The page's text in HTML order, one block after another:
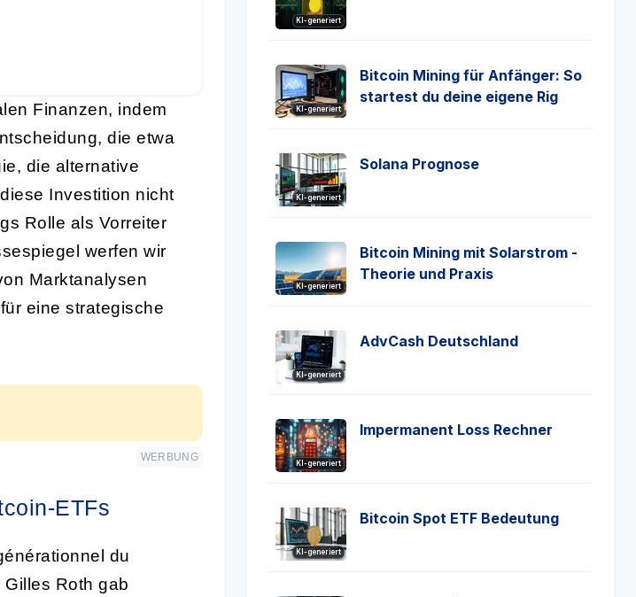
Finanzen, indem
die etwa
die alternative
Investition nicht
Rolle als Vorreiter
werfen wir
Marktanalysen
eine strategische
WERBUNG
ETFs
du
Roth gab
KI-generiert
KI-generiert
Bitcoin Mining für Anfänger: So
startest du deine eigene Rig
KI-generiert
Solana Prognose
KI-generiert
Bitcoin Mining mit Solarstrom -
Theorie und Praxis
KI-generiert
AdvCash Deutschland
KI-generiert
Impermanent Loss Rechner
KI-generiert
Bitcoin Spot ETF Bedeutung